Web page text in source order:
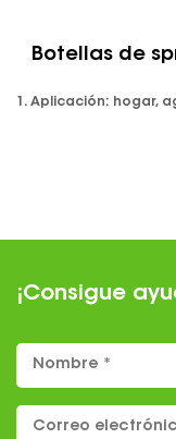
Botellas de
¡Consigue